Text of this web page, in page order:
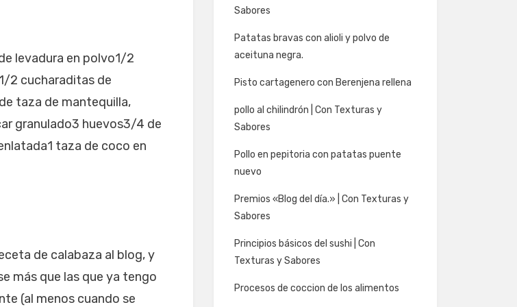
levadura en polvo1/2
2 cucharaditas de
taza de mantequilla,
granulado3 huevos3/4 de
taza de coco en
de calabaza al blog, y
más que las que ya tengo
(al menos cuando se
Sabores
Patatas bravas con alioli y polvo de
aceituna negra.
Pisto cartagenero con Berenjena rellena
pollo al chilindrón | Con Texturas y
Sabores
Pollo en pepitoria con patatas puente
nuevo
Premios «Blog del día.» | Con Texturas y
Sabores
Principios básicos del sushi | Con
Texturas y Sabores
Procesos de coccion de los alimentos